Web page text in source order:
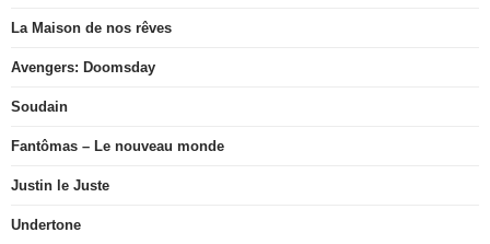
La Maison de nos rêves
Avengers: Doomsday
Soudain
Fantômas – Le nouveau monde
Justin le Juste
Undertone